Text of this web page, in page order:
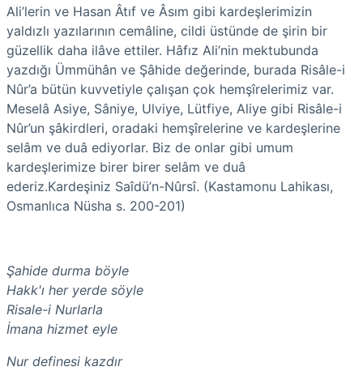
Ali’lerin ve Hasan Âtıf ve Âsım gibi kardeşlerimizin
yaldızlı yazılarının cemâline, cildi üstünde de şirin bir
güzellik daha ilâve ettiler. Hâfız Ali’nin mektubunda
yazdığı Ümmühân ve Şâhide değerinde, burada Risâle-i
Nûr’a bütün kuvvetiyle çalışan çok hemşîrelerimiz var.
Meselâ Asiye, Sâniye, Ulviye, Lütfiye, Aliye gibi Risâle-i
Nûr’un şâkirdleri, oradaki hemşîrelerine ve kardeşlerine
selâm ve duâ ediyorlar. Biz de onlar gibi umum
kardeşlerimize birer birer selâm ve duâ
ederiz.Kardeşiniz Saîdü’n-Nûrsî. (Kastamonu Lahikası,
Osmanlıca Nüsha s. 200-201)
Şahide durma böyle
Hakk'ı her yerde söyle
Risale-i Nurlarla
İmana hizmet eyle
Nur definesi kazdır